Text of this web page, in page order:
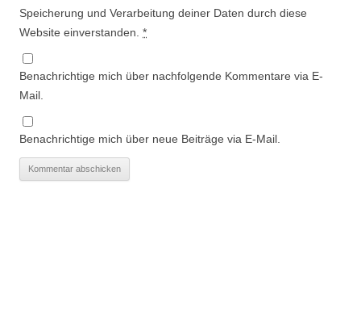
Speicherung und Verarbeitung deiner Daten durch diese
Website einverstanden. *
Benachrichtige mich über nachfolgende Kommentare via E-
Mail.
Benachrichtige mich über neue Beiträge via E-Mail.